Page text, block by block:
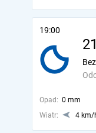
19:00
Opad: 0 mm
Wiatr:
4 km/